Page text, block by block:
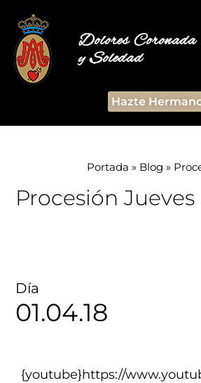
Dolores Coronada
y Soledad
Hazte
Portada » Blog »
Procesión Jueves
Día
01.04.18
{youtube}https://